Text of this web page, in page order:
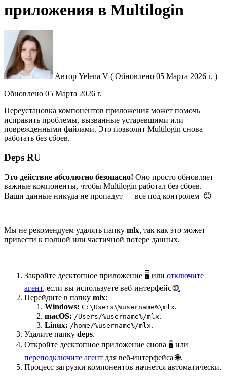
приложения в Multilogin
Автор Yelena V ( Обновлено 05 Марта 2026 г. )
Обновлено 05 Марта 2026 г.
Переустановка компонентов приложения может помочь
исправить проблемы, вызванные устаревшими или
поврежденными файлами. Это позволит Multilogin снова
работать без сбоев.
Deps RU
Это действие абсолютно безопасно! Оно просто обновляет
важные компоненты, чтобы Multilogin работал без сбоев.
Ваши данные никуда не пропадут — все под контролем 😊
Мы не рекомендуем удалять папку mlx, так как это может
привести к полной или частичной потере данных.
Закройте десктопное приложение 🖥️ или отключите
агент, если вы используете веб-интерфейс 🌐.
Перейдите в папку mlx:
Windows: C:\Users\%username%\mlx.
macOS: /Users/%username%/mlx.
Linux: /home/%username%/mlx.
Удалите папку deps.
Откройте десктопное приложение снова 🖥️ или
переподключите агент для веб-интерфейса 🌐.
Процесс загрузки компонентов начнется автоматически.